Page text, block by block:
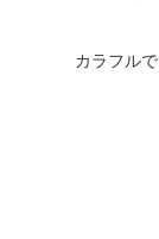
カラフル